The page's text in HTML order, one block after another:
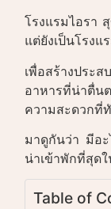
โรงแรมไอรา
แต่ยังเป็นโรง
เพื่อสร้างประ
อาหารที่น่าตื่
ความสะดวกที่
มาดูกันว่า มีอะ
น่าเข้าพักที่สุด
Table of